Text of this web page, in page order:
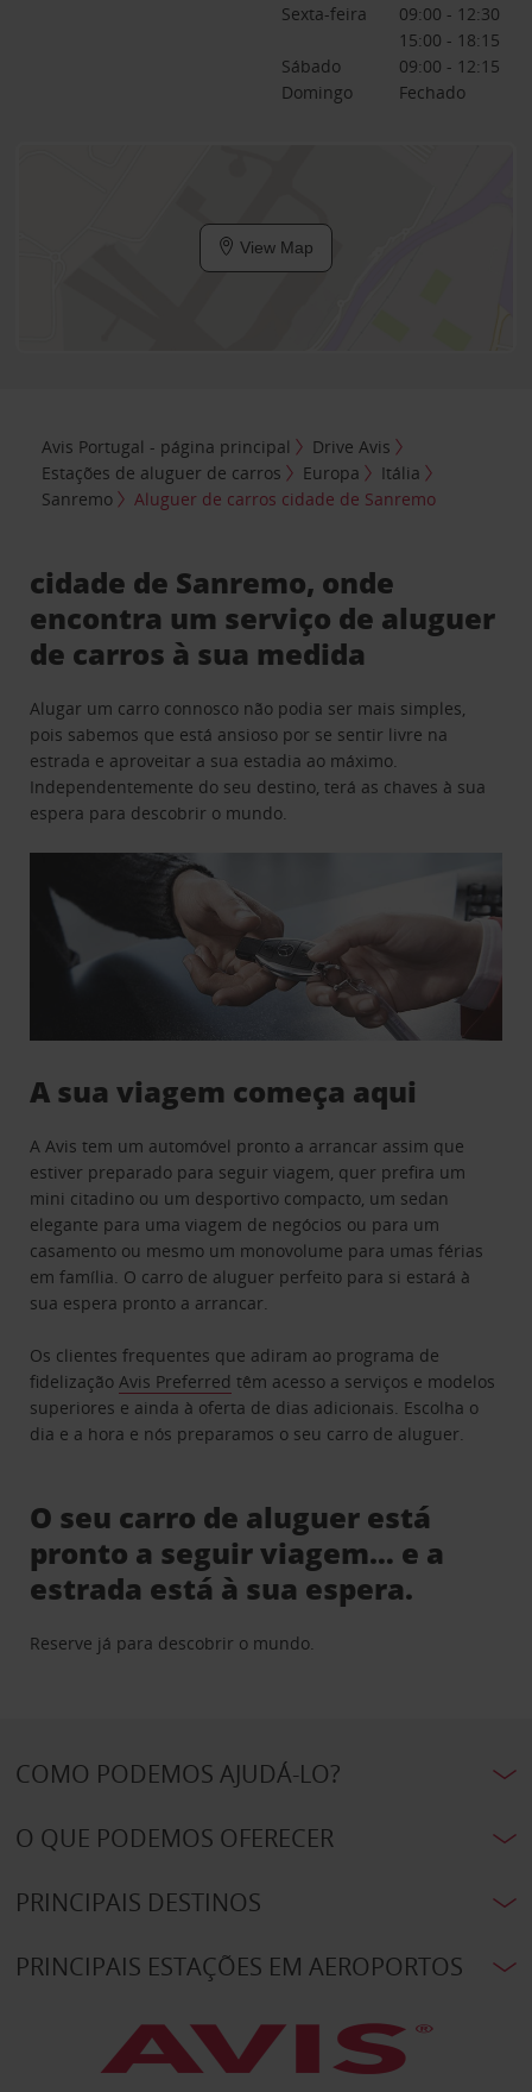
Sexta-feira
09:00 - 12:30
15:00 - 18:15
Sábado
09:00 - 12:15
Domingo
Fechado
View Map
Avis Portugal - página principal
Drive Avis
Estações de aluguer de carros
Europa
Itália
Sanremo
Aluguer de carros cidade de Sanremo
cidade de Sanremo, onde
encontra um serviço de aluguer
de carros à sua medida
Alugar um carro connosco não podia ser mais simples,
pois sabemos que está ansioso por se sentir livre na
estrada e aproveitar a sua estadia ao máximo.
Independentemente do seu destino, terá as chaves à sua
espera para descobrir o mundo.
A sua viagem começa aqui
A Avis tem um automóvel pronto a arrancar assim que
estiver preparado para seguir viagem, quer prefira um
mini citadino ou um desportivo compacto, um sedan
elegante para uma viagem de negócios ou para um
casamento ou mesmo um monovolume para umas férias
em família. O carro de aluguer perfeito para si estará à
sua espera pronto a arrancar.
Os clientes frequentes que adiram ao programa de
fidelizaçãoAvis Preferred têm acesso a serviços e modelos
superiores e ainda à oferta de dias adicionais. Escolha o
dia e a hora e nós preparamos o seu carro de aluguer.
O seu carro de aluguer está
pronto a seguir viagem… e a
estrada está à sua espera.
Reserve já para descobrir o mundo.
COMO PODEMOS AJUDÁ-LO?
O QUE PODEMOS OFERECER
PRINCIPAIS DESTINOS
PRINCIPAIS ESTAÇÕES EM AEROPORTOS